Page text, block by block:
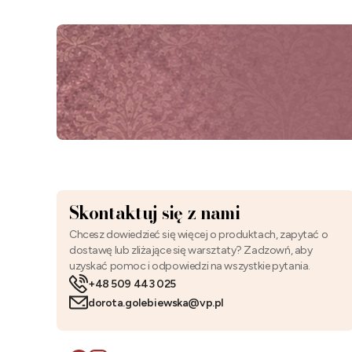
Skontaktuj się z nami
Chcesz dowiedzieć się więcej o produktach, zapytać o
dostawę lub zliżające się warsztaty? Zadzowń, aby
uzyskać pomoc i odpowiedzi na wszystkie pytania.
+48 509 443 025
dorota.golebiewska@vp.pl